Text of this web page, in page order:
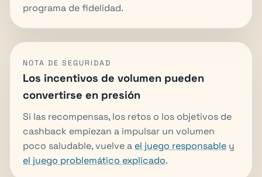
programa de fidelidad.
NOTA DE SEGURIDAD
Los incentivos de volumen pueden
convertirse en presión
Si las recompensas, los retos o los objetivos de
cashback empiezan a impulsar un volumen
poco saludable, vuelve a el juego responsable y
el juego problemático explicado.